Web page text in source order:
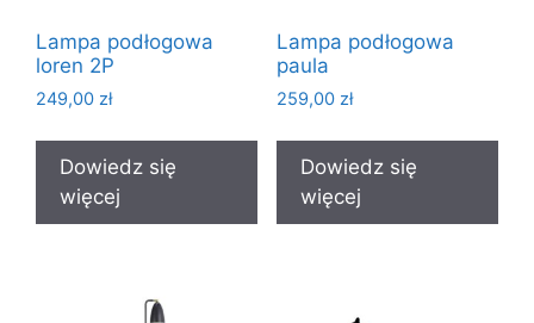
Lampa podłogowa
loren 2P
249,00 zł
Dowiedz się
więcej
Lampa podłogowa
paula
259,00 zł
Dowiedz się
więcej